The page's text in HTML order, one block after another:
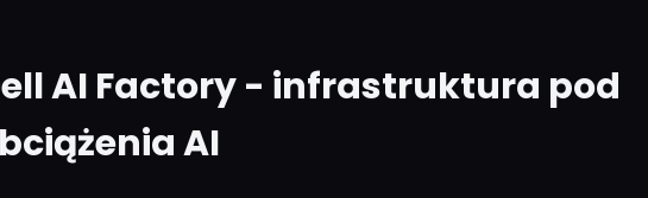
AI Factory - infrastruktura pod
AI